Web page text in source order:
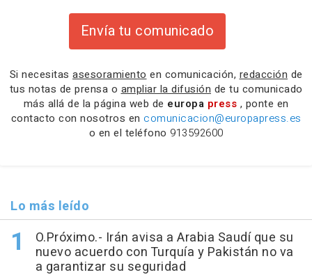
Envía tu comunicado
Si necesitas asesoramiento en comunicación, redacción de
tus notas de prensa o ampliar la difusión de tu comunicado
más allá de la página web de europa press , ponte en
contacto con nosotros en comunicacion@europapress.es
o en el teléfono 913592600
Lo más leído
O.Próximo.- Irán avisa a Arabia Saudí que su
nuevo acuerdo con Turquía y Pakistán no va
a garantizar su seguridad